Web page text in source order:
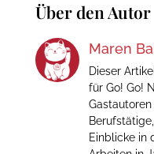
Über den Autor
Maren
Dieser
für Go! Go!
Einblicke in